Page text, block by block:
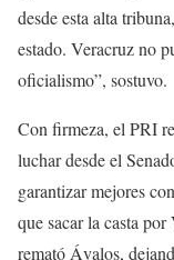
desde esta alta
estado. Veracruz no
oficialismo”, sostuvo.
Con firmeza, el PRI
luchar desde el
garantizar mejores
que sacar la casta
remató Ávalos,